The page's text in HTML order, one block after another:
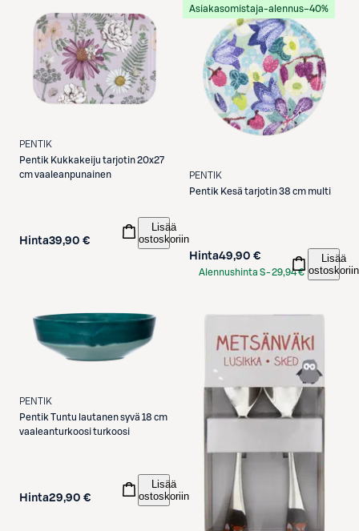
PENTIK
Pentik Kukkakeiju tarjotin 20x27
cm vaaleanpunainen
Hinta39,90 €
Lisää
ostoskoriin
Asiakasomistaja-alennus−40%
PENTIK
Pentik Kesä tarjotin 38 cm multi
Hinta49,90 €
Alennushinta S-29,94 €
Lisää
ostoskoriin
PENTIK
Pentik Tuntu lautanen syvä 18 cm
vaaleanturkoosi turkoosi
Hinta29,90 €
Lisää
ostoskoriin